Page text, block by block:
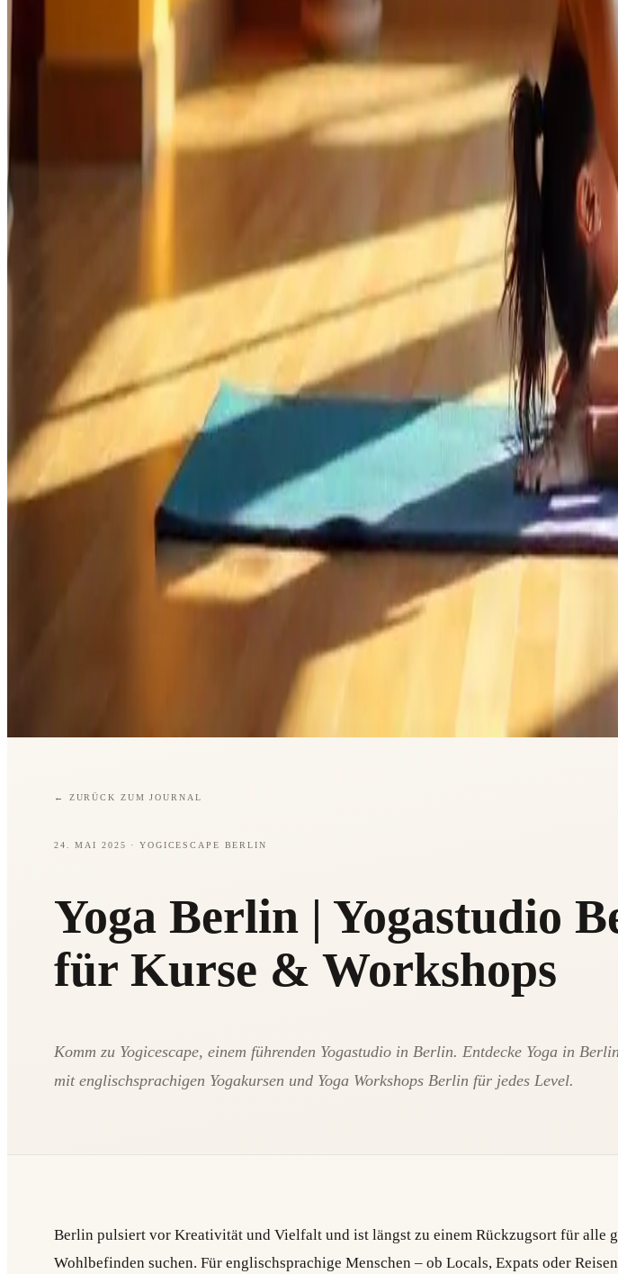
← ZURÜCK ZUM JOURNAL
24. MAI 2025 · YOGICESCAPE BERLIN
Yoga Berlin | Yogastudio
für Kurse & Workshops
Komm zu Yogicescape, einem führenden Yogastudio in Berlin. Entdecke Yoga in Berlin
mit englischsprachigen Yogakursen und Yoga Workshops Berlin für jedes Level.
Berlin pulsiert vor Kreativität und Vielfalt und ist längst zu einem Rückzugsort für alle
Wohlbefinden suchen. Für englischsprachige Menschen – ob Locals, Expats oder